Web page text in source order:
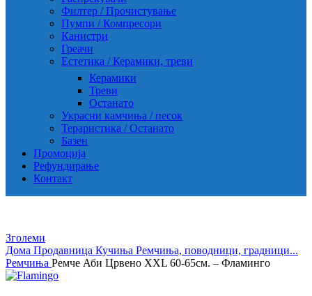
Филтер / Прочистување
Пумпи / Компресори
Канистри
Греачи
Естетика / Керамики, треви
Керамики
Треви
Останато
Украсни камчиња / песок
Тераристика / Останато
Базен
Промоција
Рефундирање
Контакт
Зголеми
Дома Продавница Кучиња Ремчиња, поводници, градници...
Ремчиња Ремче Аби Црвено XXL 60-65см. – Фламинго